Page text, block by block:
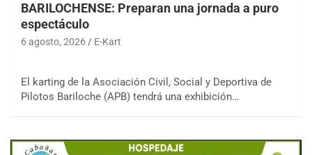
BARILOCHENSE: Preparan una jornada a puro
espectáculo
6 agosto, 2026 E-Kart
El karting de la Asociación Civil, Social y Deportiva de
Pilotos Bariloche (APB) tendrá una exhibición…